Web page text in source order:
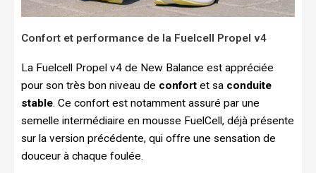
Confort et performance de la Fuelcell Propel v4
La Fuelcell Propel v4 de New Balance est appréciée
pour son très bon niveau de confort et sa conduite
stable. Ce confort est notamment assuré par une
semelle intermédiaire en mousse FuelCell, déjà présente
sur la version précédente, qui offre une sensation de
douceur à chaque foulée.